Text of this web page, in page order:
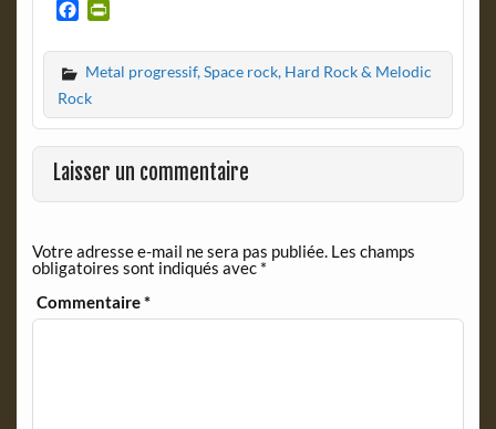
c
e
b
o
o
k
i
n
F
r
i
e
n
l
y
Metal progressif, Space rock, Hard Rock & Melodic
Rock
Laisser un commentaire
Votre adresse e-mail ne sera pas publiée. Les champs
obligatoires sont indiqués avec *
Commentaire*